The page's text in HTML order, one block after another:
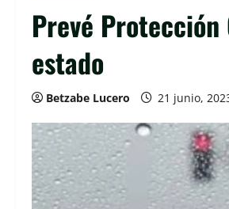
Prevé
estado
Betzabe Lucero 21 junio,